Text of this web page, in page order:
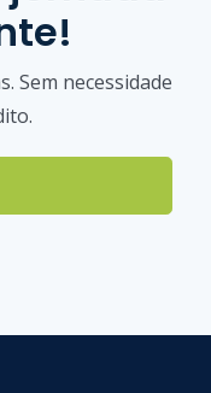
Sem necessidade